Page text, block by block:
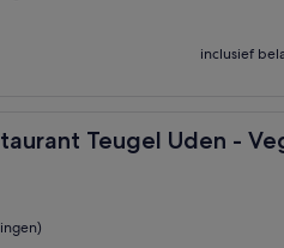
inclusief
Teugel Uden -
Uden - Veghel